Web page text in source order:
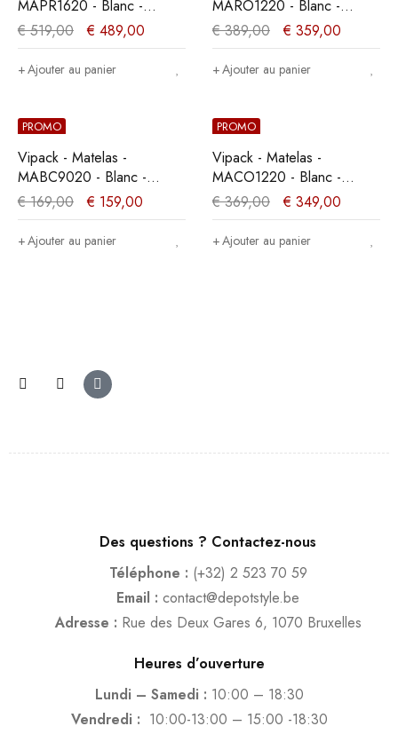
MAPR1620 - Blanc -
160x19x200cm
€519,00 € 489,00
Ajouter au panier
MARO1220 - Blanc -
120x23x200cm
€389,00 € 359,00
Ajouter au panier
PROMO
Vipack - Matelas -
MABC9020 - Blanc -
90x10x200cm
€169,00 € 159,00
Ajouter au panier
PROMO
Vipack - Matelas -
MACO1220 - Blanc -
120x19x200cm
€369,00 € 349,00
Ajouter au panier
Des questions ? Contactez-nous
Téléphone : (+32) 2 523 70 59
Email : contact@depotstyle.be
Adresse : Rue des Deux Gares 6, 1070 Bruxelles
Heures d’ouverture
Lundi – Samedi : 10:00 – 18:30
Vendredi : 10:00-13:00 – 15:00 -18:30